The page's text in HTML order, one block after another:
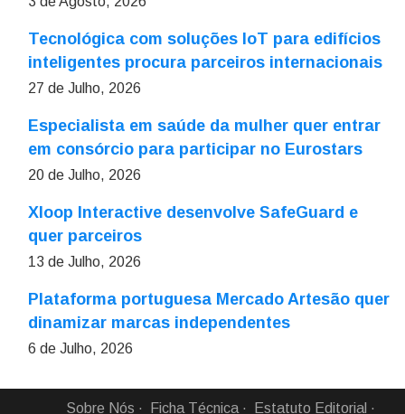
Tecnológica com soluções IoT para edifícios
inteligentes procura parceiros internacionais
27 de Julho, 2026
Especialista em saúde da mulher quer entrar
em consórcio para participar no Eurostars
20 de Julho, 2026
Xloop Interactive desenvolve SafeGuard e
quer parceiros
13 de Julho, 2026
Plataforma portuguesa Mercado Artesão quer
dinamizar marcas independentes
6 de Julho, 2026
Sobre Nós Ficha Técnica
Estatuto Editorial